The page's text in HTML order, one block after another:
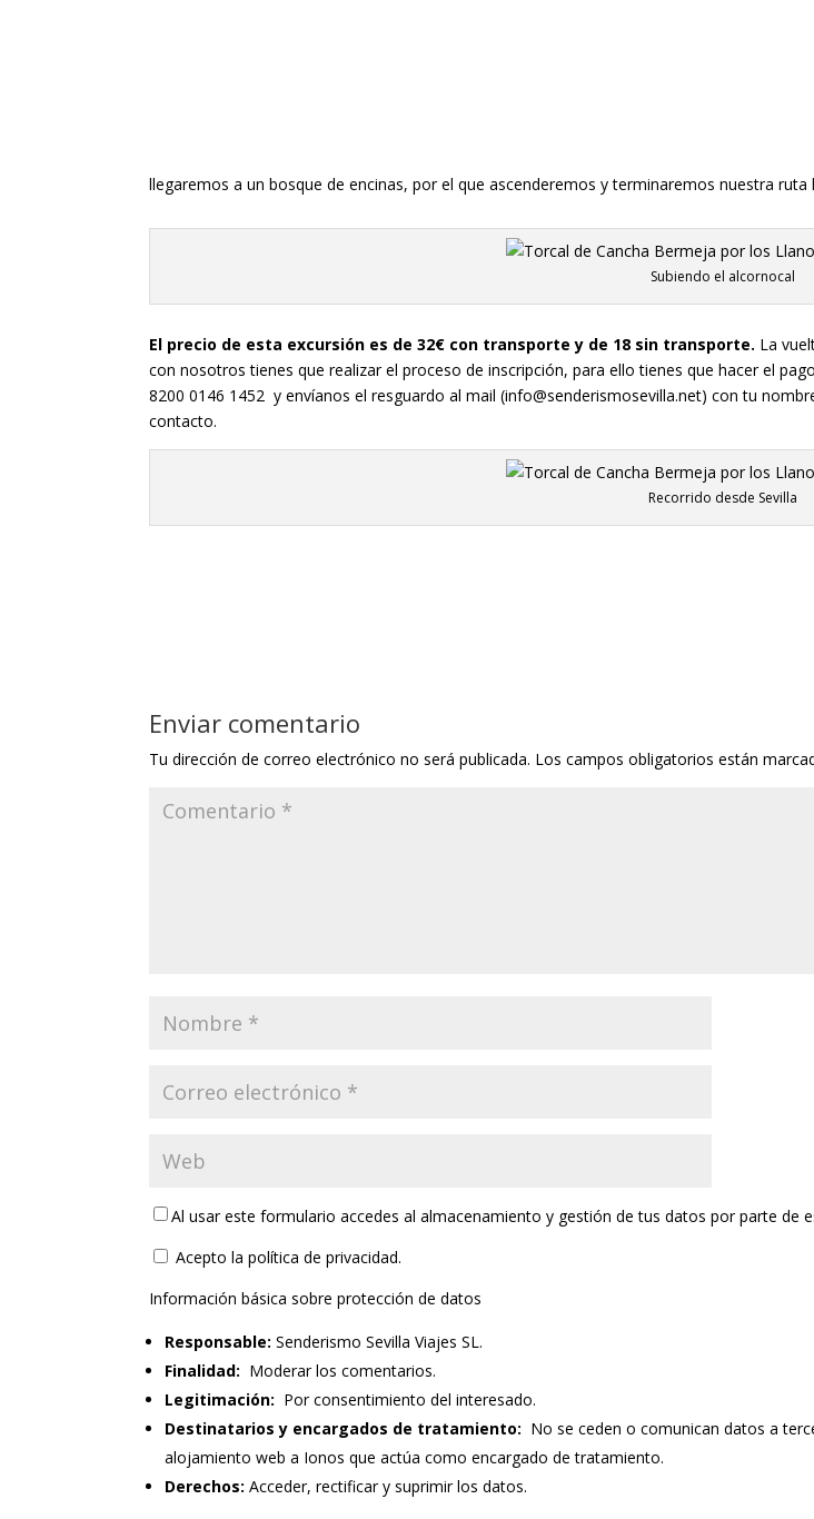
llegaremos a un bosque de encinas, por el que ascenderemos y terminaremos nuestra
Subiendo el alcornocal
El precio de esta excursión es de 32€ con transporte y de 18 sin transporte. La
con nosotros tienes que realizar el proceso de inscripción, para ello tienes que hacer el
8200 0146 1452 y envíanos el resguardo al mail (info@senderismosevilla.net) con tu
contacto.
Recorrido desde Sevilla
Enviar comentario
Tu dirección de correo electrónico no será publicada. Los campos obligatorios están
Al usar este formulario accedes al almacenamiento y gestión de tus datos por parte de
Acepto la política de privacidad.
Información básica sobre protección de datos
Responsable: Senderismo Sevilla Viajes SL.
Finalidad: Moderar los comentarios.
Legitimación: Por consentimiento del interesado.
Destinatarios y encargados de tratamiento: No se ceden o comunican datos a
alojamiento web a Ionos que actúa como encargado de tratamiento.
Derechos: Acceder, rectificar y suprimir los datos.